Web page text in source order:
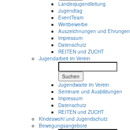
Landesjugendleitung
Jugendtag
EventTeam
Wettbewerbe
Auszeichnungen und Ehrungen
Impressum
Datenschutz
REITEN und ZUCHT
Jugendarbeit im Verein
Suchen
Jugendwarte im Verein
Seminare und Ausbildungen
Impressum
Datenschutz
REITEN und ZUCHT
Kindeswohl und Jugendschutz
Bewegungsangebote